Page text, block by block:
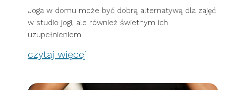
Joga w domu może być dobrą alternatywą dla zajęć
w studio jogi, ale również świetnym ich
uzupełnieniem.
czytaj więcej